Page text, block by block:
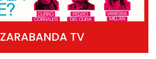
ZARABANDA TV